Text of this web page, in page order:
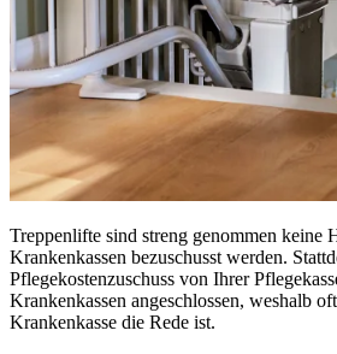
Treppenlifte sind streng genommen keine
Krankenkassen bezuschusst werden.
Pflegekostenzuschuss von Ihrer
Krankenkassen angeschlossen, weshalb
Krankenkasse die Rede ist.